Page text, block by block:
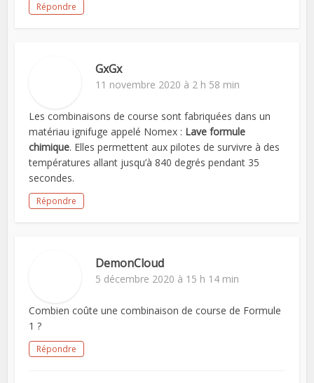
Répondre
GxGx
11 novembre 2020 à 2 h 58 min
Les combinaisons de course sont fabriquées dans un
matériau ignifuge appelé Nomex : Lave formule
chimique. Elles permettent aux pilotes de survivre à des
températures allant jusqu’à 840 degrés pendant 35
secondes.
Répondre
DemonCloud
5 décembre 2020 à 15 h 14 min
Combien coûte une combinaison de course de Formule
1 ?
Répondre